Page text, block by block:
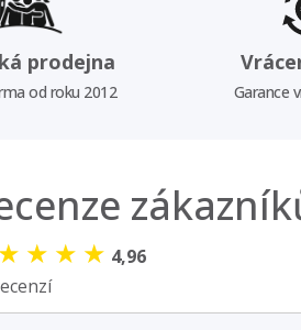
prodejna
od roku 2012 Garance
★ ★ ★ ★ 4,96